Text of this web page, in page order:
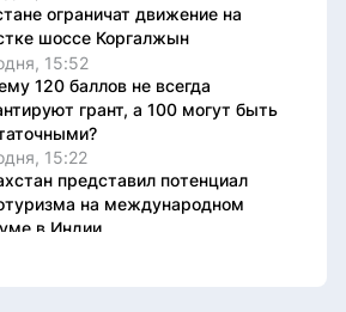
ограничат движение на
шоссе Коргалжын
15:52
120 баллов не всегда
грант, а 100 могут быть
15:22
представил потенциал
на международном
в Индии
15:22
Астаны получат возможность